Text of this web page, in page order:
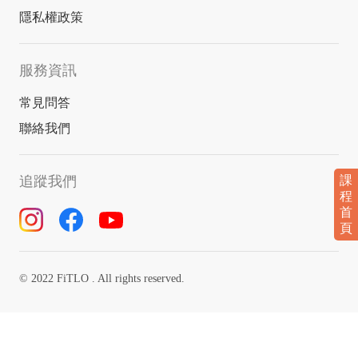
隱私權政策
服務資訊
常見問答
聯絡我們
追蹤我們
© 2022 FiTLO . All rights reserved.
課
程
首
頁